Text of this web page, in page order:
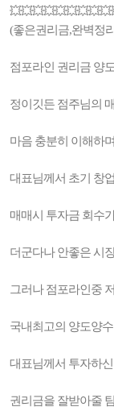
(좋은권리금,완벽정
점포라인 권리금 양
정이깃든 점주님의
마음 충분히 이해하
대표님께서 초기 창
매매시 투자금 회수
더군다나 안좋은 시
그러나 점포라인중
국내최고의 양도양
대표님께서 투자하
권리금을 잘받아줄